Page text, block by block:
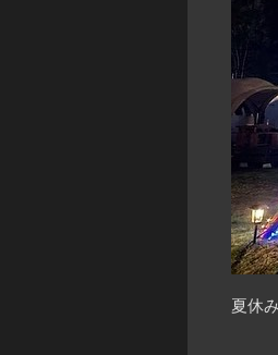
夏休